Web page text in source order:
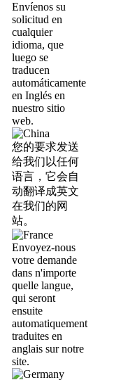
Envíenos su
solicitud en
cualquier
idioma, que
luego se
traducen
automáticamente
en Inglés en
nuestro sitio
web.
您的要求发送
给我们以任何
语言，它会自
动翻译成英文
在我们的网
站。
Envoyez-nous
votre demande
dans n'importe
quelle langue,
qui seront
ensuite
automatiquement
traduites en
anglais sur notre
site.